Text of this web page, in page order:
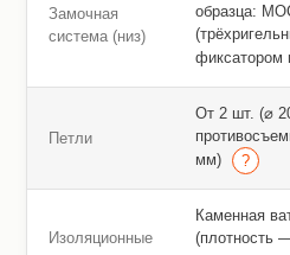
Замочная
система (низ)
образца:
фиксатором
Петли
От 2 шт. (⌀
мм)
Изоляционные
Каменная
(плотность